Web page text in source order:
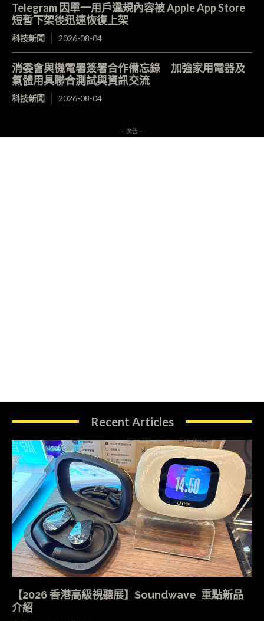
Telegram 因單一用戶違規內容被 Apple App Store
短暫下架後迅速恢復上架
科技新聞 2026-08-04
消委會與機電署簽署合作備忘錄 加強家用電器及
氣體用具聯合測試與資訊交流
科技新聞 2026-08-04
- 廣告 -
Recent Articles
【2026 香港高級視聽展】Soundwave 重點新品
介紹